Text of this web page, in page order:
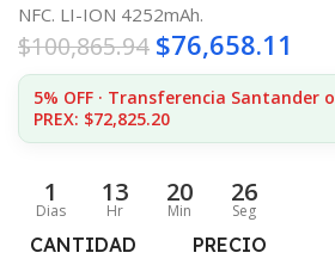
NFC. LI-ION 4252mAh.
$100,865.94 $76,658.11
5% OFF · Transferencia Santander o
PREX: $72,825.20
1
Dias
13
Hr
20
Min
26
Seg
CANTIDAD PRECIO